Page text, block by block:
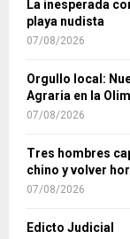
La inesperada
playa nudista
07/08/2026
Orgullo local:
Agraria en la
07/08/2026
Tres hombres
chino y volver
07/08/2026
Edicto Judicial